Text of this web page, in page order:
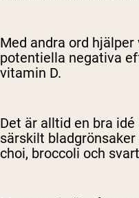
Med andra ord
potentiella negativa
vitamin D.
Det är alltid en bra
särskilt
choi, broccoli och